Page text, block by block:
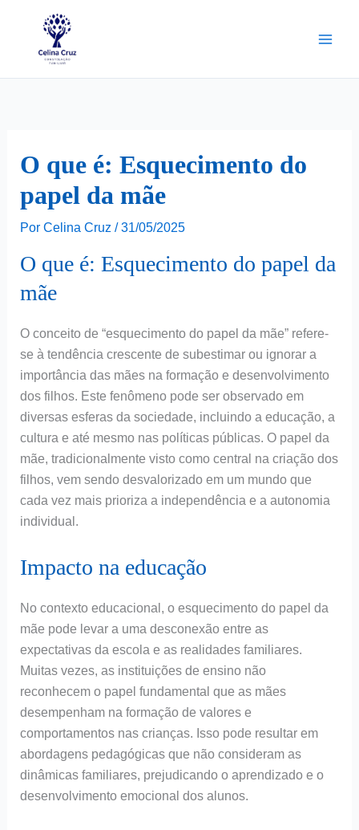
O que é: Esquecimento do
papel da mãe
Por Celina Cruz / 31/05/2025
O que é: Esquecimento do papel da
mãe
O conceito de “esquecimento do papel da mãe” refere-
se à tendência crescente de subestimar ou ignorar a
importância das mães na formação e desenvolvimento
dos filhos. Este fenômeno pode ser observado em
diversas esferas da sociedade, incluindo a educação, a
cultura e até mesmo nas políticas públicas. O papel da
mãe, tradicionalmente visto como central na criação dos
filhos, vem sendo desvalorizado em um mundo que
cada vez mais prioriza a independência e a autonomia
individual.
Impacto na educação
No contexto educacional, o esquecimento do papel da
mãe pode levar a uma desconexão entre as
expectativas da escola e as realidades familiares.
Muitas vezes, as instituições de ensino não
reconhecem o papel fundamental que as mães
desempenham na formação de valores e
comportamentos nas crianças. Isso pode resultar em
abordagens pedagógicas que não consideram as
dinâmicas familiares, prejudicando o aprendizado e o
desenvolvimento emocional dos alunos.